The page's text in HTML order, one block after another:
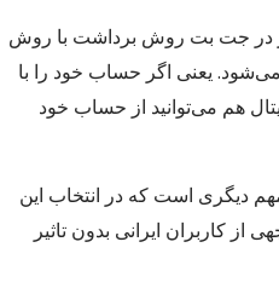
در جت بت روش برداشت با روش
یعنی اگر حساب خود را با
هم می‌توانید از حساب خود
دیگری است که در انتخاب این
از کاربران ایرانی بدون تاثیر